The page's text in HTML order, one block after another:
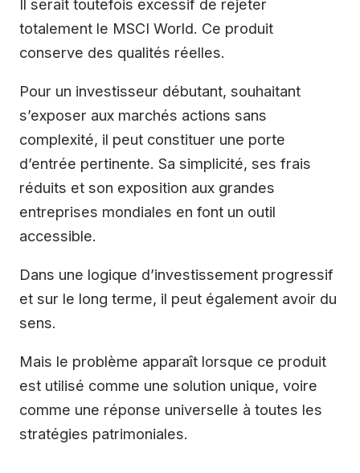
Il serait toutefois excessif de rejeter
totalement le MSCI World. Ce produit
conserve des qualités réelles.
Pour un investisseur débutant, souhaitant
s’exposer aux marchés actions sans
complexité, il peut constituer une porte
d’entrée pertinente. Sa simplicité, ses frais
réduits et son exposition aux grandes
entreprises mondiales en font un outil
accessible.
Dans une logique d’investissement progressif
et sur le long terme, il peut également avoir du
sens.
Mais le problème apparaît lorsque ce produit
est utilisé comme une solution unique, voire
comme une réponse universelle à toutes les
stratégies patrimoniales.